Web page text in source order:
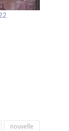
nouvelle